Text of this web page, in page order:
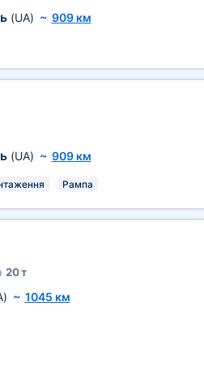
(UA) ~ 909 км
(UA) ~ 909 км
Рампа
20 т
~ 1045 км